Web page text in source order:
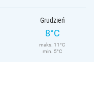
Grudzień
8°C
maks. 11°C
min. 5°C